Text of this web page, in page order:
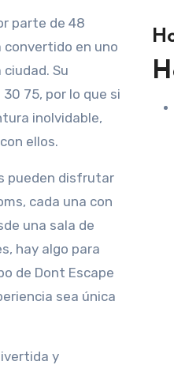
parte de 48
convertido en uno
Su
75, por lo que si
inolvidable,
ellos.
pueden disfrutar
cada una con
una sala de
hay algo para
de Dont Escape
sea única
y